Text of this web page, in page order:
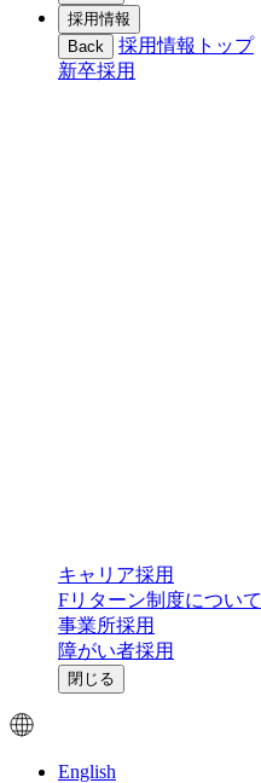
採用情報
Back
採用情報トップ
新卒採用
キャリア採用
Fリターン制度について
事業所採用
障がい者採用
閉じる
English